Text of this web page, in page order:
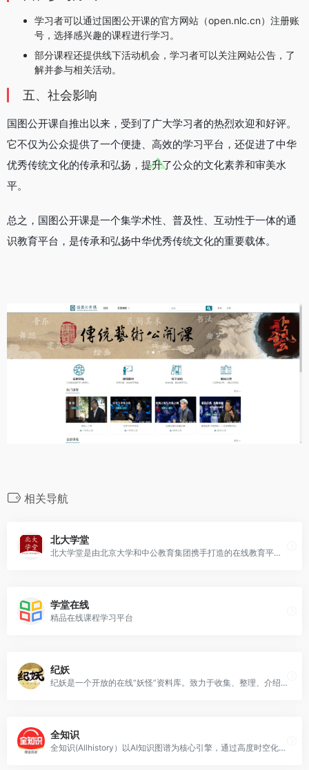
学习者可以通过国图公开课的官方网站（open.nlc.cn）注册账
号，选择感兴趣的课程进行学习。
部分课程还提供线下活动机会，学习者可以关注网站公告，了
解并参与相关活动。
五、社会影响
国图公开课自推出以来，受到了广大学习者的热烈欢迎和好评。
它不仅为公众提供了一个便捷、高效的学习平台，还促进了中华
优秀传统文化的传承和弘扬，提升了公众的文化素养和审美水
平。
总之，国图公开课是一个集学术性、普及性、互动性于一体的通
识教育平台，是传承和弘扬中华优秀传统文化的重要载体。
相关导航
北大学堂
北大学堂是由北京大学和中公教育集团携手打造的在线教育平台。课程体系全面服务社会多样化的学习需求，全面强化大学多层次的教育功能，全面传承北大百廿年的优良传统，开设公开课、精品课、训练营、证书课、经典课、兴趣课等系列课程，着力打造“线上北大”。
学堂在线
精品在线课程学习平台
纪妖
纪妖是一个开放的在线“妖怪”资料库。致力于收集、整理、介绍、分享古人文献中的“妖怪”。我们尽可能地收录古文献中的“妖怪”资料，让更多的人能够完整，系统地了解中国“妖怪”文化。
全知识
全知识(Allhistory）以AI知识图谱为核心引擎，通过高度时空化、关联化数据的方式构造及展现数字人文内容，尤其是历史知识。让用户沉浸在纵横开阔、左图右史的（历史、人文、社科等）知识海洋中。